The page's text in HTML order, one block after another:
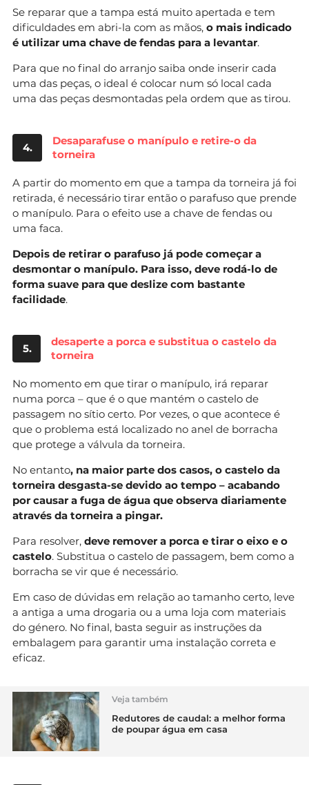
Se reparar que a tampa está muito apertada e tem
dificuldades em abri-la com as mãos, o mais indicado
é utilizar uma chave de fendas para a levantar.
Para que no final do arranjo saiba onde inserir cada
uma das peças, o ideal é colocar num só local cada
uma das peças desmontadas pela ordem que as tirou.
4.
Desaparafuse o manípulo e retire-o da
torneira
A partir do momento em que a tampa da torneira já foi
retirada, é necessário tirar então o parafuso que prende
o manípulo. Para o efeito use a chave de fendas ou
uma faca.
Depois de retirar o parafuso já pode começar a
desmontar o manípulo. Para isso, deve rodá-lo de
forma suave para que deslize com bastante
facilidade.
5.
desaperte a porca e substitua o castelo da
torneira
No momento em que tirar o manípulo, irá reparar
numa porca – que é o que mantém o castelo de
passagem no sítio certo. Por vezes, o que acontece é
que o problema está localizado no anel de borracha
que protege a válvula da torneira.
No entanto, na maior parte dos casos, o castelo da
torneira desgasta-se devido ao tempo – acabando
por causar a fuga de água que observa diariamente
através da torneira a pingar.
Para resolver, deve remover a porca e tirar o eixo e o
castelo. Substitua o castelo de passagem, bem como a
borracha se vir que é necessário.
Em caso de dúvidas em relação ao tamanho certo, leve
a antiga a uma drogaria ou a uma loja com materiais
do género. No final, basta seguir as instruções da
embalagem para garantir uma instalação correta e
eficaz.
Veja também
Redutores de caudal: a melhor forma
de poupar água em casa